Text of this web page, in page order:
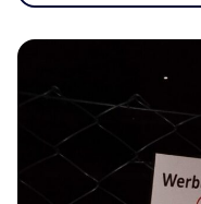
Gruppen: